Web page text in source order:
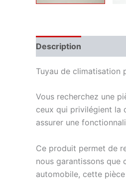
Description
Tuyau de climatisation
Vous recherchez une
ceux qui privilégient la
assurer une
Ce produit permet de
nous garantissons que
automobile, cette